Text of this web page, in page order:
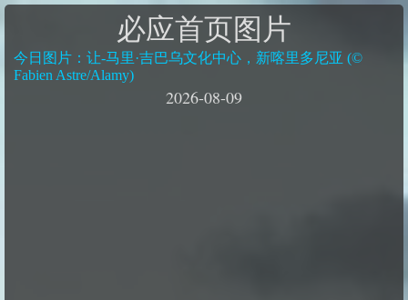
必应首页图片
今日图片：让-马里·吉巴乌文化中心，新喀里多尼亚 (©
Fabien Astre/Alamy)
2026-08-09